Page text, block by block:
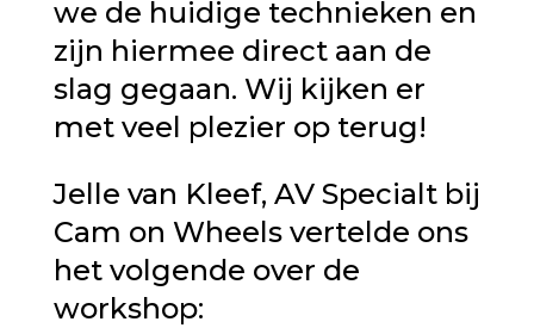
we de huidige technieken en
zijn hiermee direct aan de
slag gegaan. Wij kijken er
met veel plezier op terug!
Jelle van Kleef, AV Specialt bij
Cam on Wheels vertelde ons
het volgende over de
workshop: